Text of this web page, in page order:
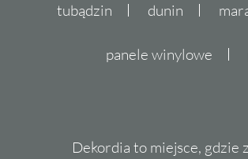
tubądzin dunin
panele winylowe
Dekordia to miejsce, gdzie